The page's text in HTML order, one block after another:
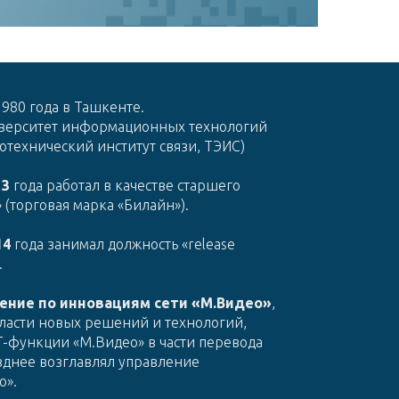
года в Ташкенте.
информационных технологий
институт связи, ТЭИС)
года работал в качестве старшего
марка «Билайн»).
года занимал должность «release
по инновациям сети «М.Видео»,
новых решений и технологий,
функции «М.Видео» в части перевода
возглавлял управление